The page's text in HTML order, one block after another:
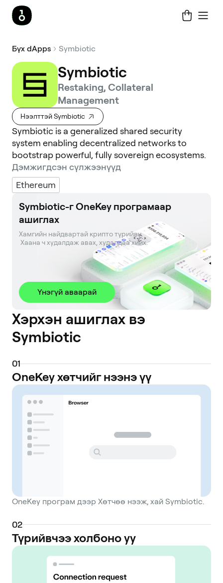
Бүх dApps Symbiotic
Symbiotic
Restaking, Collateral
Management
Нээлттэй Symbiotic
Symbiotic is a generalized shared security
system enabling decentralized networks to
bootstrap powerful, fully sovereign ecosystems.
Дэмжигдсэн сүлжээнүүд
Ethereum
Symbiotic-г OneKey програмаар
ашиглах
Хамгийн найдвартай крипто түрийвч.
Хаана ч худалдаж авах, худалдаа хийх.
Үнэгүй аваарай
Хэрхэн ашиглах вэ
Symbiotic
01
OneKey хөтчийг нээнэ үү
OneKey програм дээр Хөтчөө нээж, хай Symbiotic.
02
Түрийвчээ холбоно уу